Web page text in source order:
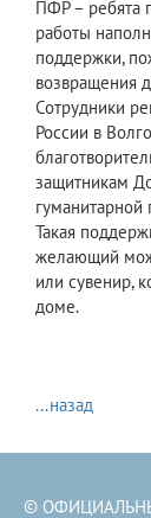
ПФР – ребята
работы
поддержки,
возвращения
Сотрудники
России в
защитникам
Такая
желающий
или сувенир,
доме.
...назад
©